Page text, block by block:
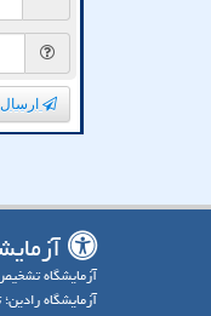
آزمایشگاه
آزمایشگاه